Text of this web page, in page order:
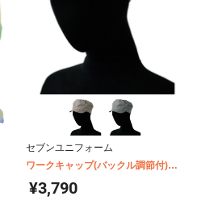
セブンユニフォーム
ワークキャップ(バックル調節付)
JW4688
¥3,790